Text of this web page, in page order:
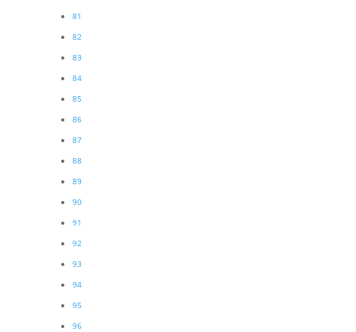
81
82
83
84
85
86
87
88
89
90
91
92
93
94
95
96